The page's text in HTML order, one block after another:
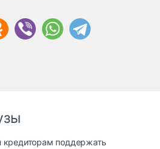
поддержать